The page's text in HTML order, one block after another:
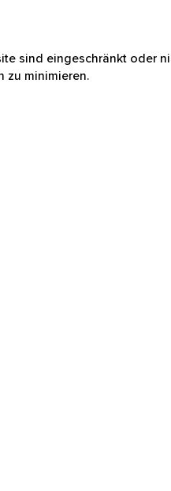
sind eingeschränkt oder
zu minimieren.